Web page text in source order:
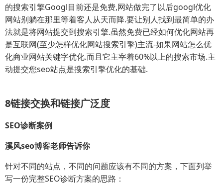
的搜索引擎Googl目前还是免费,网站做完了以后googl优化
网站别躺在那里等着客人从天而降.要让别人找到最简单的办
法就是将网站提交到搜索引擎.虽然免费已经如何优化网站再
是互联网(至少怎样优化网站搜索引擎)主流-如果网站怎么优
化商业网站关键字优化.而且它主宰着60%以上的搜索市场.主
动提交您seo站点是搜索引擎优化的基础.
8链接交换和链接广泛度
SEO诊断案例
溪风seo博客老师告诉你
针对不同的站点，不同的问题应该有不同的方案，下面列举
写一份完整SEO诊断方案的思路：